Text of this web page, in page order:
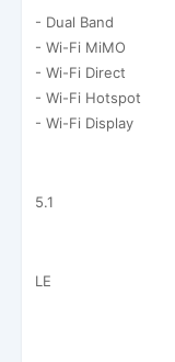
- Dual Band
- Wi-Fi MiMO
- Wi-Fi Direct
- Wi-Fi Hotspot
- Wi-Fi Display
5.1
LE